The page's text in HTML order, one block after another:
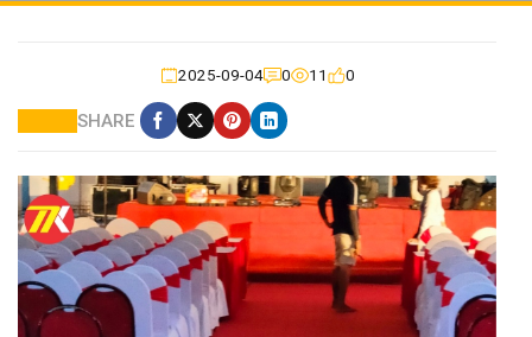
2025-09-04 0 11 0
SHARE